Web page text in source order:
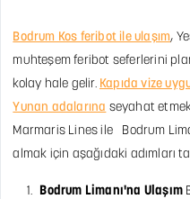
Bodrum Kos feribot ile ulaşım,
muhteşem feribot seferlerini
kolay hale gelir. Kapıda vize
Yunan adalarına seyahat
Marmaris Lines ile Bodrum
almak için aşağıdaki adımları
Bodrum Limanı'na Ulaşım